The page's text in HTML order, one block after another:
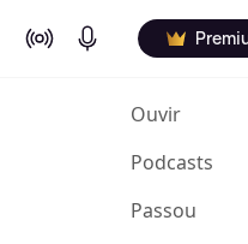
On Air Podcasts
Ouvir
Podcasts
Passou